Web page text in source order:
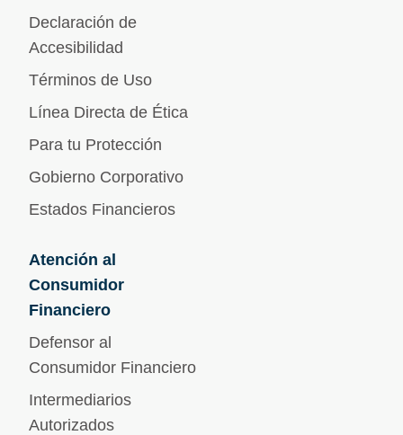
Declaración de
Accesibilidad
Términos de Uso
Línea Directa de Ética
Para tu Protección
Gobierno Corporativo
Estados Financieros
Atención al
Consumidor
Financiero
Defensor al
Consumidor Financiero
Intermediarios
Autorizados